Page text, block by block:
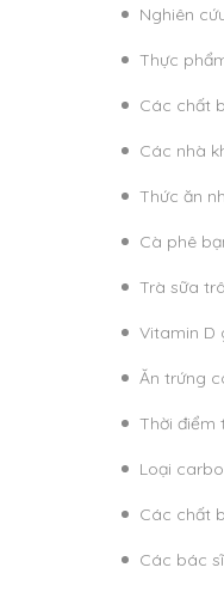
Nghiên
Thực
Các chất
Các nhà
Thức ăn
Cà phê
Trà sữa
Vitamin D
Ăn trứng
Thời điểm
Loại
Các chất
Các bác